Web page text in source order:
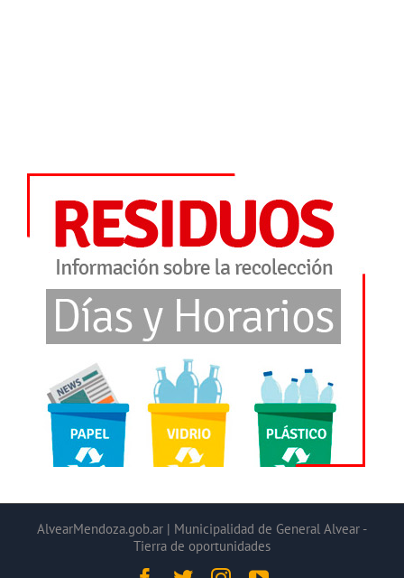
AlvearMendoza.gob.ar | Municipalidad de General Alvear -
Tierra de oportunidades